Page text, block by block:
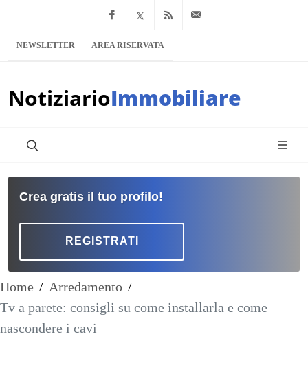
Facebook
x.com Feed RSS
NEWSLETTER AREA RISERVATA
NotiziarioImmobiliare
Crea gratis il tuo profilo!
REGISTRATI
Home / Arredamento /
Tv a parete: consigli su come installarla e come
nascondere i cavi